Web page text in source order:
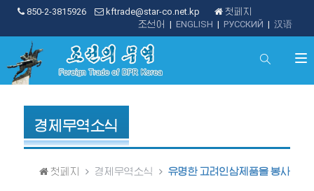
850-2-3815926 kftrade@star-co.net.kp
첫페지
| 汉语
| РУССКИЙ
| ENGLISH
조선어
경제무역소식
첫페지 경제무역소식 유명한 고려인삼제품을 봉사